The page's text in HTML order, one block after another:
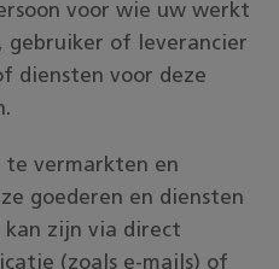
voor wie uw werkt
gebruiker of leverancier
diensten voor deze
vermarkten en
goederen en diensten
zijn via direct
(zoals e-mails) of